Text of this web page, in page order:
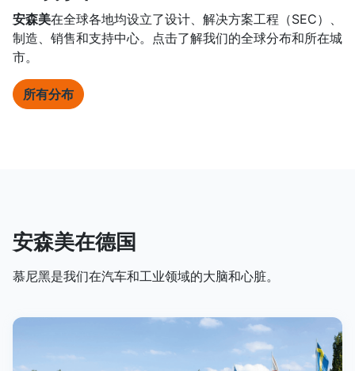
安森美在全球各地均设立了设计、解决方案工程（SEC）、
制造、销售和支持中心。点击了解我们的全球分布和所在城
市。
所有分布
安森美在德国
慕尼黑是我们在汽车和工业领域的大脑和心脏。